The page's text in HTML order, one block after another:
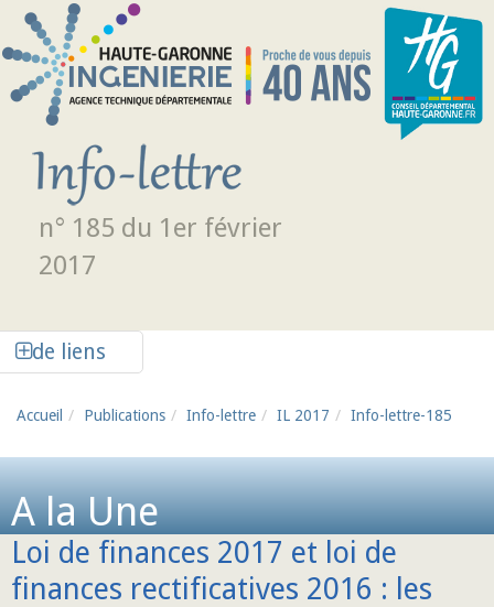
Aller au contenu principal
n° 185 du 1er février
2017
de liens
Accueil Publications Info-lettre IL 2017 Info-lettre-185
A la Une
Loi de finances 2017 et loi de
finances rectificatives 2016 : les